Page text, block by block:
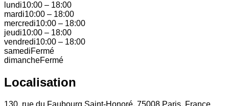
lundi10:00 – 18:00
mardi10:00 – 18:00
mercredi10:00 – 18:00
jeudi10:00 – 18:00
vendredi10:00 – 18:00
samediFermé
dimancheFermé
Localisation
130, rue du Faubourg Saint-Honoré, 75008 Paris, France